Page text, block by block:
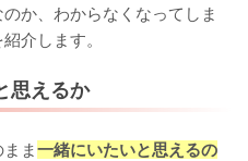
か、わからなくなってしま
介します。
思えるか
ま一緒にいたいと思えるの